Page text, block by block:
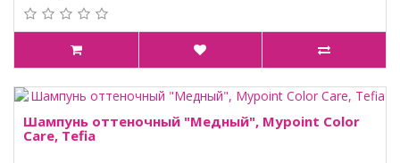
Шампунь оттеночный "Медный", Mypoint Color
Care, Tefia